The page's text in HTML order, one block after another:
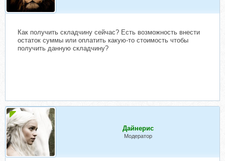
Как получить складчину сейчас? Есть возможность внести
остаток суммы или оплатить какую-то стоимость чтобы
получить данную складчину?
Дайнерис
Модератор